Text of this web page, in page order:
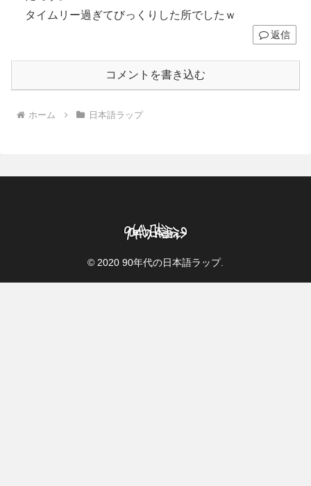
タイムリー過ぎてびっくりした所でしたｗ
返信
コメントを書き込む
ホーム 日本語ラップ
© 2020 90年代の日本語ラップ.